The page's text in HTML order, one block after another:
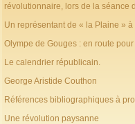
révolutionnaire, lors de la séance
Un représentant de « la Plaine »
Olympe de Gouges : en route
Le calendrier républicain.
George Aristide Couthon
Références bibliographiques à
Une révolution paysanne